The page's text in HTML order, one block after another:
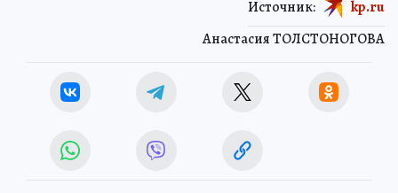
Анастасия ТОЛСТОНОГОВА
Источник: kp.ru